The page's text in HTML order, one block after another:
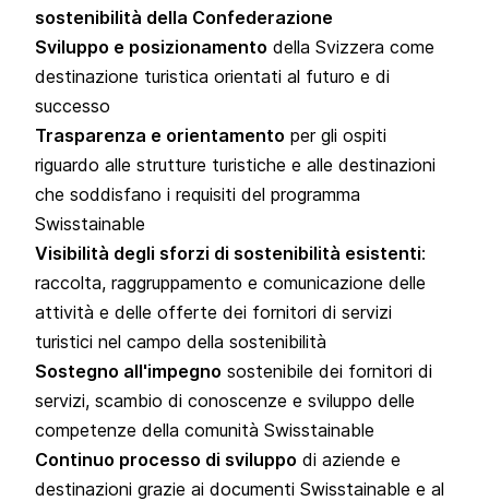
sostenibilità della Confederazione
Sviluppo e posizionamento della Svizzera come
destinazione turistica orientati al futuro e di
successo
Trasparenza e orientamento per gli ospiti
riguardo alle strutture turistiche e alle destinazioni
che soddisfano i requisiti del programma
Swisstainable
Visibilità degli sforzi di sostenibilità esistenti:
raccolta, raggruppamento e comunicazione delle
attività e delle offerte dei fornitori di servizi
turistici nel campo della sostenibilità
Sostegno all'impegno sostenibile dei fornitori di
servizi, scambio di conoscenze e sviluppo delle
competenze della comunità Swisstainable
Continuo processo di sviluppo di aziende e
destinazioni grazie ai documenti Swisstainable e al